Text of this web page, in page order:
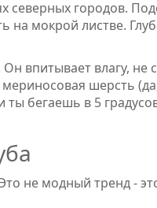
северных городов.
на мокрой листве.
впитывает влагу, не
шерсть
бегаешь в 5
не модный тренд -